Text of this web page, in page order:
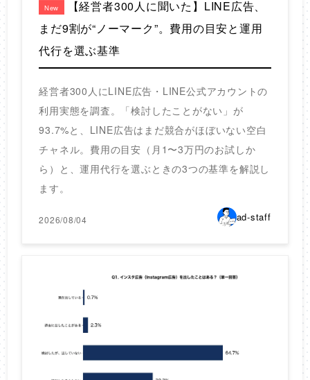
New
【経営者300人に聞いた】LINE広告、
まだ9割が“ノーマーク”。費用の目安と運用
代行を選ぶ基準
経営者300人にLINE広告・LINE公式アカウントの
利用実態を調査。「検討したことがない」が
93.7%と、LINE広告はまだ競合がほぼいない空白
チャネル。費用の目安（月1〜3万円のお試しか
ら）と、運用代行を選ぶときの3つの基準を解説し
ます。
2026/08/04 ad-staff